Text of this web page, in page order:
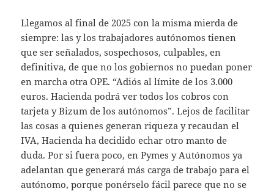
Llegamos al final de 2025 con la misma mierda de
siempre: las y los trabajadores autónomos tienen
que ser señalados, sospechosos, culpables, en
definitiva, de que no los gobiernos no puedan poner
en marcha otra OPE. “Adiós al límite de los 3.000
euros. Hacienda podrá ver todos los cobros con
tarjeta y Bizum de los autónomos”. Lejos de facilitar
las cosas a quienes generan riqueza y recaudan el
IVA, Hacienda ha decidido echar otro manto de
duda. Por si fuera poco, en Pymes y Autónomos ya
adelantan que generará más carga de trabajo para el
autónomo, porque ponérselo fácil parece que no se